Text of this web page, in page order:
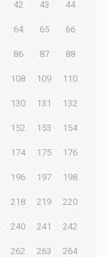
42 43 44
64 65 66
86 87 88
108 109 110
130 131 132
152 153 154
174 175 176
196 197 198
218 219 220
240 241 242
262 263 264